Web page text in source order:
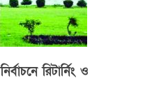
রিটার্নিং ও